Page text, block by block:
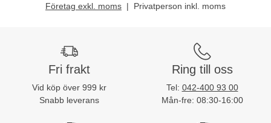
Företag exkl. moms Privatperson inkl. moms
Fri frakt
Vid köp över 999 kr
Snabb leverans
Ring till oss
Tel: 042-400 93 00
Mån-fre: 08:30-16:00